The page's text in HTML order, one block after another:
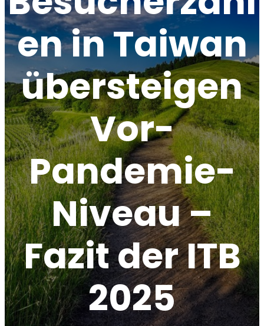
en in Taiwan
übersteigen
Vor-
Pandemie-
Niveau –
Fazit der ITB
2025